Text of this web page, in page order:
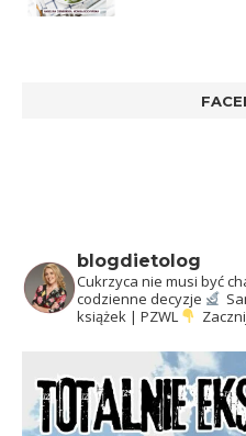
blogdietolog
Cukrzyca nie musi być
codzienne decyzje
książek | PZWL